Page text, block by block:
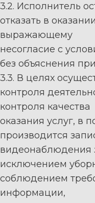
3.2. Исполнитель
отказать в
выражающему
несогласие с
без объяснения при
3.3. В целях
контроля
контроля качества
оказания услуг, в
производится
видеонаблюдения
исключением
соблюдением
информации,